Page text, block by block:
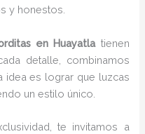
y honestos.
en Huayatla tienen
detalle, combinamos
idea es lograr que luzcas
un estilo único.
te invitamos a